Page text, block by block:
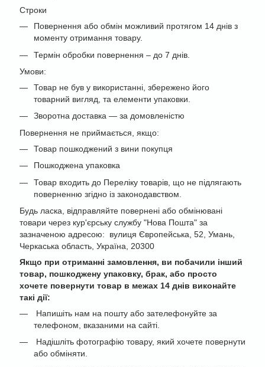
Строки
Повернення або обмін можливий протягом 14 днів з
моменту отримання товару.
Термін обробки повернення – до 7 днів.
Умови:
Товар не був у використанні, збережено його
товарний вигляд, та елементи упаковки.
Зворотна доставка — за домовленістю
Повернення не приймається, якщо:
Товар пошкоджений з вини покупця
Пошкоджена упаковка
Товар входить до Переліку товарів, що не підлягають
поверненню згідно із законодавством.
Будь ласка, відправляйте повернені або обмінювані
товари через кур'єрську службу "Нова Пошта" за
зазначеною адресою: вулиця Європейська, 52, Умань,
Черкаська область, Україна, 20300
Якщо при отриманні замовлення, ви побачили інший
товар, пошкоджену упаковку, брак, або просто
хочете повернути товар в межах 14 днів виконайте
такі дії:
Напишіть нам на пошту або зателефонуйте за
телефоном, вказаними на сайті.
Надішліть фотографію товару, який хочете повернути
або обміняти.